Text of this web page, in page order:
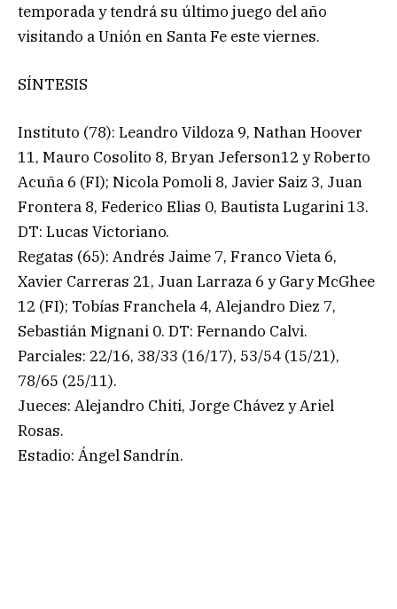
temporada y tendrá su último juego del año
visitando a Unión en Santa Fe este viernes.
SÍNTESIS
Instituto (78): Leandro Vildoza 9, Nathan Hoover
11, Mauro Cosolito 8, Bryan Jeferson12 y Roberto
Acuña 6 (FI); Nicola Pomoli 8, Javier Saiz 3, Juan
Frontera 8, Federico Elias 0, Bautista Lugarini 13.
DT: Lucas Victoriano.
Regatas (65): Andrés Jaime 7, Franco Vieta 6,
Xavier Carreras 21, Juan Larraza 6 y Gary McGhee
12 (FI); Tobías Franchela 4, Alejandro Diez 7,
Sebastián Mignani 0. DT: Fernando Calvi.
Parciales: 22/16, 38/33 (16/17), 53/54 (15/21),
78/65 (25/11).
Jueces: Alejandro Chiti, Jorge Chávez y Ariel
Rosas.
Estadio: Ángel Sandrín.